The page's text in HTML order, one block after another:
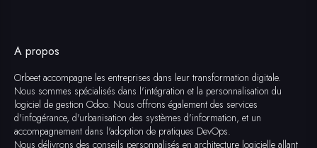
A propos
Orbeet accompagne les entreprises dans leur transformation digitale.
Nous sommes spécialisés dans l'intégration et la personnalisation du
logiciel de gestion Odoo. Nous offrons également des services
d'infogérance, d'urbanisation des systèmes d'information, et un
accompagnement dans l'adoption de pratiques DevOps.
Nous délivrons des conseils personnalisés en architecture logicielle allant